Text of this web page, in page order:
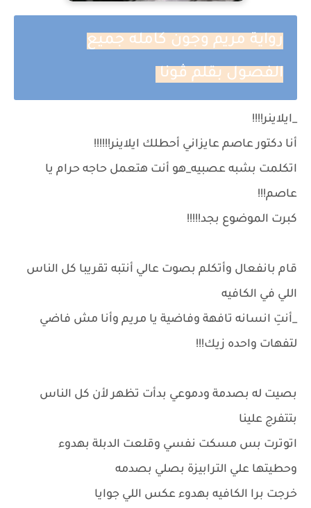
رواية مريم وجون كامله جميع
الفصول بقلم ڤونا
_ايلاينر!!!!
أنا دكتور عاصم عايزاني أحطلك ايلاينر!!!!!!
اتكلمت بشبه عصبيه_هو أنت هتعمل حاجه حرام يا
عاصم!!!
كبرت الموضوع بجد!!!!!
قام بانفعال وأتكلم بصوت عالي أنتبه تقريبا كل الناس
اللي في الكافيه
_أنتِ انسانه تافهة وفاضية يا مريم وأنا مش فاضي
لتفهات واحده زيك!!!
بصيت له بصدمة ودموعي بدأت تظهر لأن كل الناس
بتتفرج علينا
اتوترت بس مسكت نفسي وقلعت الدبلة بهدوء
وحطيتها علي الترابيزة بصلي بصدمه
خرجت برا الكافيه بهدوء عكس اللي جوايا